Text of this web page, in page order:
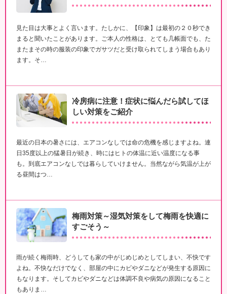
見た目は大事とよく言います。たしかに、【印象】は最初の２０秒でき
まると聞いたことがあります。ご本人の性格は、とても几帳面でも、た
またまその時の服装の印象でガサツだと受け取られてしまう場合もあり
ます。そ…
冷房病に注意！症状に悩んだら試してほ
しい対策をご紹介
最近の日本の暑さには、エアコンなしでは命の危機を感じますよね。連
日35度以上の猛暑日が続き、時にはヒトの体温に近い温度になる事
も。到底エアコンなしでは暮らしていけません。当然ながら気温が上が
る昼間はつ…
梅雨対策～湿気対策をして梅雨を快適に
すごそう～
雨が続く梅雨時、どうしても家の中がじめじめとしてしまい、不快です
よね。不快なだけでなく、部屋の中にカビやダニなどが発生する原因に
もなります。そしてカビやダニなどは体調不良や病気の原因になること
もありま…